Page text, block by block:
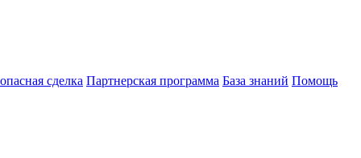
сделка Партнерская программа База знаний Помощь